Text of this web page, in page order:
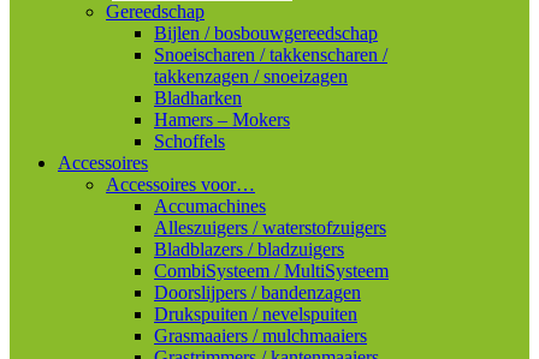
Gereedschap
Bijlen / bosbouwgereedschap
Snoeischaren / takkenscharen /
takkenzagen / snoeizagen
Bladharken
Hamers – Mokers
Schoffels
Accessoires
Accessoires voor…
Accumachines
Alleszuigers / waterstofzuigers
Bladblazers / bladzuigers
CombiSysteem / MultiSysteem
Doorslijpers / bandenzagen
Drukspuiten / nevelspuiten
Grasmaaiers / mulchmaaiers